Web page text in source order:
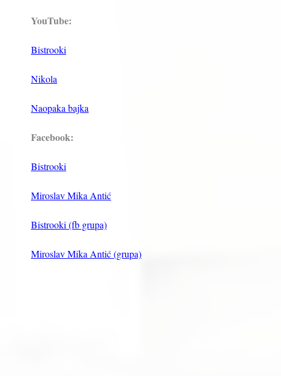
YouTube:
Bistrooki
Nikola
Naopaka bajka
Facebook:
Bistrooki
Miroslav Mika Antić
Bistrooki (fb grupa)
Miroslav Mika Antić (grupa)